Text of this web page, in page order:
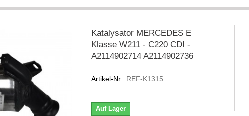
Katalysator MERCEDES E
Klasse W211 - C220 CDI -
A2114902714 A2114902736
Artikel-Nr.: REF-K1315
Auf Lager